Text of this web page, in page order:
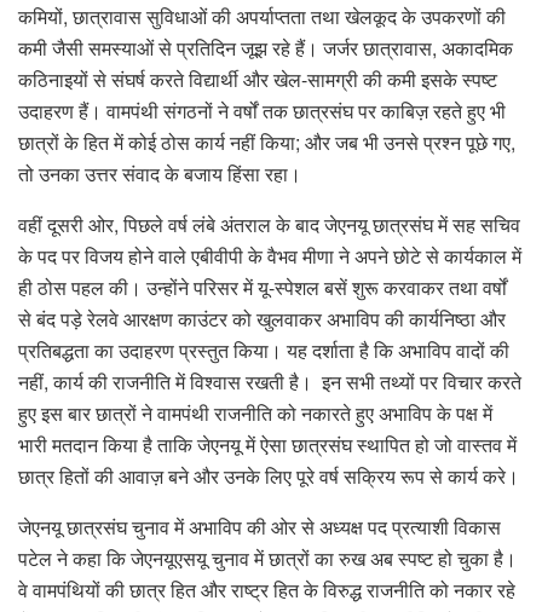
कमियों, छात्रावास सुविधाओं की अपर्याप्तता तथा खेलकूद के उपकरणों की
कमी जैसी समस्याओं से प्रतिदिन जूझ रहे हैं। जर्जर छात्रावास, अकादमिक
कठिनाइयों से संघर्ष करते विद्यार्थी और खेल-सामग्री की कमी इसके स्पष्ट
उदाहरण हैं। वामपंथी संगठनों ने वर्षों तक छात्रसंघ पर काबिज़ रहते हुए भी
छात्रों के हित में कोई ठोस कार्य नहीं किया; और जब भी उनसे प्रश्न पूछे गए,
तो उनका उत्तर संवाद के बजाय हिंसा रहा।
वहीं दूसरी ओर, पिछले वर्ष लंबे अंतराल के बाद जेएनयू छात्रसंघ में सह सचिव
के पद पर विजय होने वाले एबीवीपी के वैभव मीणा ने अपने छोटे से कार्यकाल में
ही ठोस पहल की। उन्होंने परिसर में यू-स्पेशल बसें शुरू करवाकर तथा वर्षों
से बंद पड़े रेलवे आरक्षण काउंटर को खुलवाकर अभाविप की कार्यनिष्ठा और
प्रतिबद्धता का उदाहरण प्रस्तुत किया। यह दर्शाता है कि अभाविप वादों की
नहीं, कार्य की राजनीति में विश्वास रखती है। इन सभी तथ्यों पर विचार करते
हुए इस बार छात्रों ने वामपंथी राजनीति को नकारते हुए अभाविप के पक्ष में
भारी मतदान किया है ताकि जेएनयू में ऐसा छात्रसंघ स्थापित हो जो वास्तव में
छात्र हितों की आवाज़ बने और उनके लिए पूरे वर्ष सक्रिय रूप से कार्य करे।
जेएनयू छात्रसंघ चुनाव में अभाविप की ओर से अध्यक्ष पद प्रत्याशी विकास
पटेल ने कहा कि जेएनयूएसयू चुनाव में छात्रों का रुख अब स्पष्ट हो चुका है।
वे वामपंथियों की छात्र हित और राष्ट्र हित के विरुद्ध राजनीति को नकार रहे